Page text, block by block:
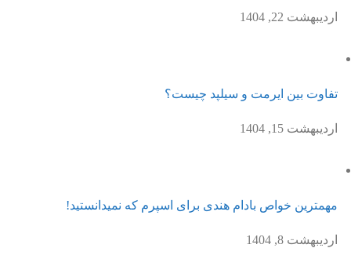
اردیبهشت 22, 1404
تفاوت بین ایرمت و سیلپد چیست؟
اردیبهشت 15, 1404
مهمترین خواص بادام هندی برای اسپرم که نمیدانستید!
اردیبهشت 8, 1404